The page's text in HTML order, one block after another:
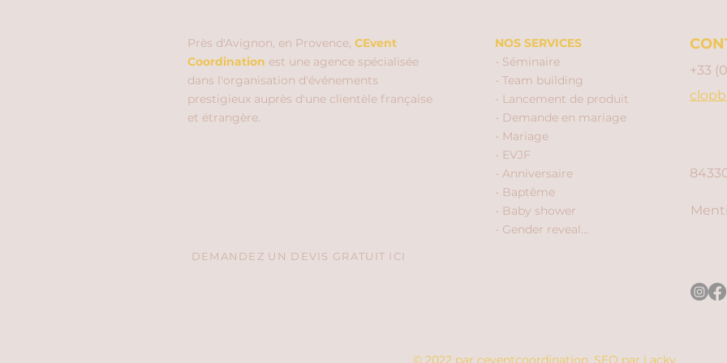
Près d'Avignon, en Provence, CEvent
Coordination est une agence spécialisée
dans l'organisation d'événements
prestigieux auprès d'une clientèle française
et étrangère.
DEMANDEZ UN DEVIS GRATUIT ICI
NOS SERVICES
- Séminaire
- Team building
- Lancement de produit
- Demande en mariage
- Mariage
- EVJF
- Anniversaire
- Baptême
- Baby shower
- Gender reveal...
+33
© 2022 par ceventcoordination. SEO par Lacky